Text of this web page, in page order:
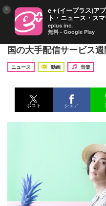
ビッケブランカ 新曲
国の大手配信サービス
ニュース 動画
音楽
ポスト シェア
× e＋(イープラス)ア
ト・ニュース・ス
eplus inc.
無料 - Google Play